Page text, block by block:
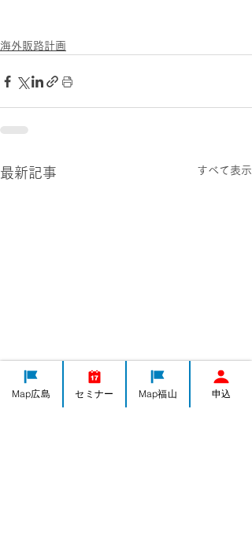
海外販路計画
最新記事 すべて表示
Map広島 セミナー Map福山 申込